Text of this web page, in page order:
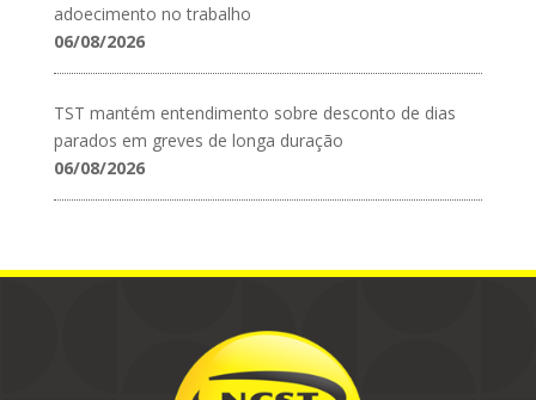
adoecimento no trabalho
06/08/2026
TST mantém entendimento sobre desconto de dias
parados em greves de longa duração
06/08/2026